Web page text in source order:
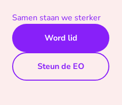
Samen staan we sterker
Word lid
Steun de EO